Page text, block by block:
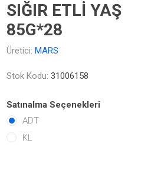
SIĞIR ETLİ YAŞ
85G*28
Üretici: MARS
Stok Kodu: 31006158
Satınalma Seçenekleri
ADT
KL